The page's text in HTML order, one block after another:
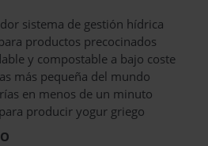
sistema de gestión hídrica
productos precocinados
y compostable a bajo coste
más pequeña del mundo
en menos de un minuto
producir yogur griego